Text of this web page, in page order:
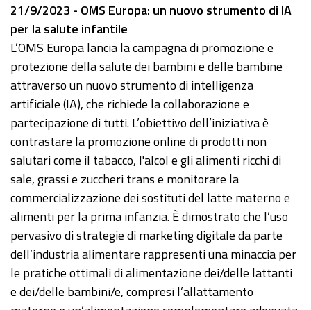
21/9/2023 - OMS Europa: un nuovo strumento di IA
per la salute infantile
L’OMS Europa lancia la campagna di promozione e
protezione della salute dei bambini e delle bambine
attraverso un nuovo strumento di intelligenza
artificiale (IA), che richiede la collaborazione e
partecipazione di tutti. L’obiettivo dell’iniziativa è
contrastare la promozione online di prodotti non
salutari come il tabacco, l'alcol e gli alimenti ricchi di
sale, grassi e zuccheri trans e monitorare la
commercializzazione dei sostituti del latte materno e
alimenti per la prima infanzia. È dimostrato che l’uso
pervasivo di strategie di marketing digitale da parte
dell’industria alimentare rappresenti una minaccia per
le pratiche ottimali di alimentazione dei/delle lattanti
e dei/delle bambini/e, compresi l’allattamento